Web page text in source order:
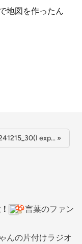
地図を作ったん
exp… »
🍄言葉のファン
んの片付けラジオ